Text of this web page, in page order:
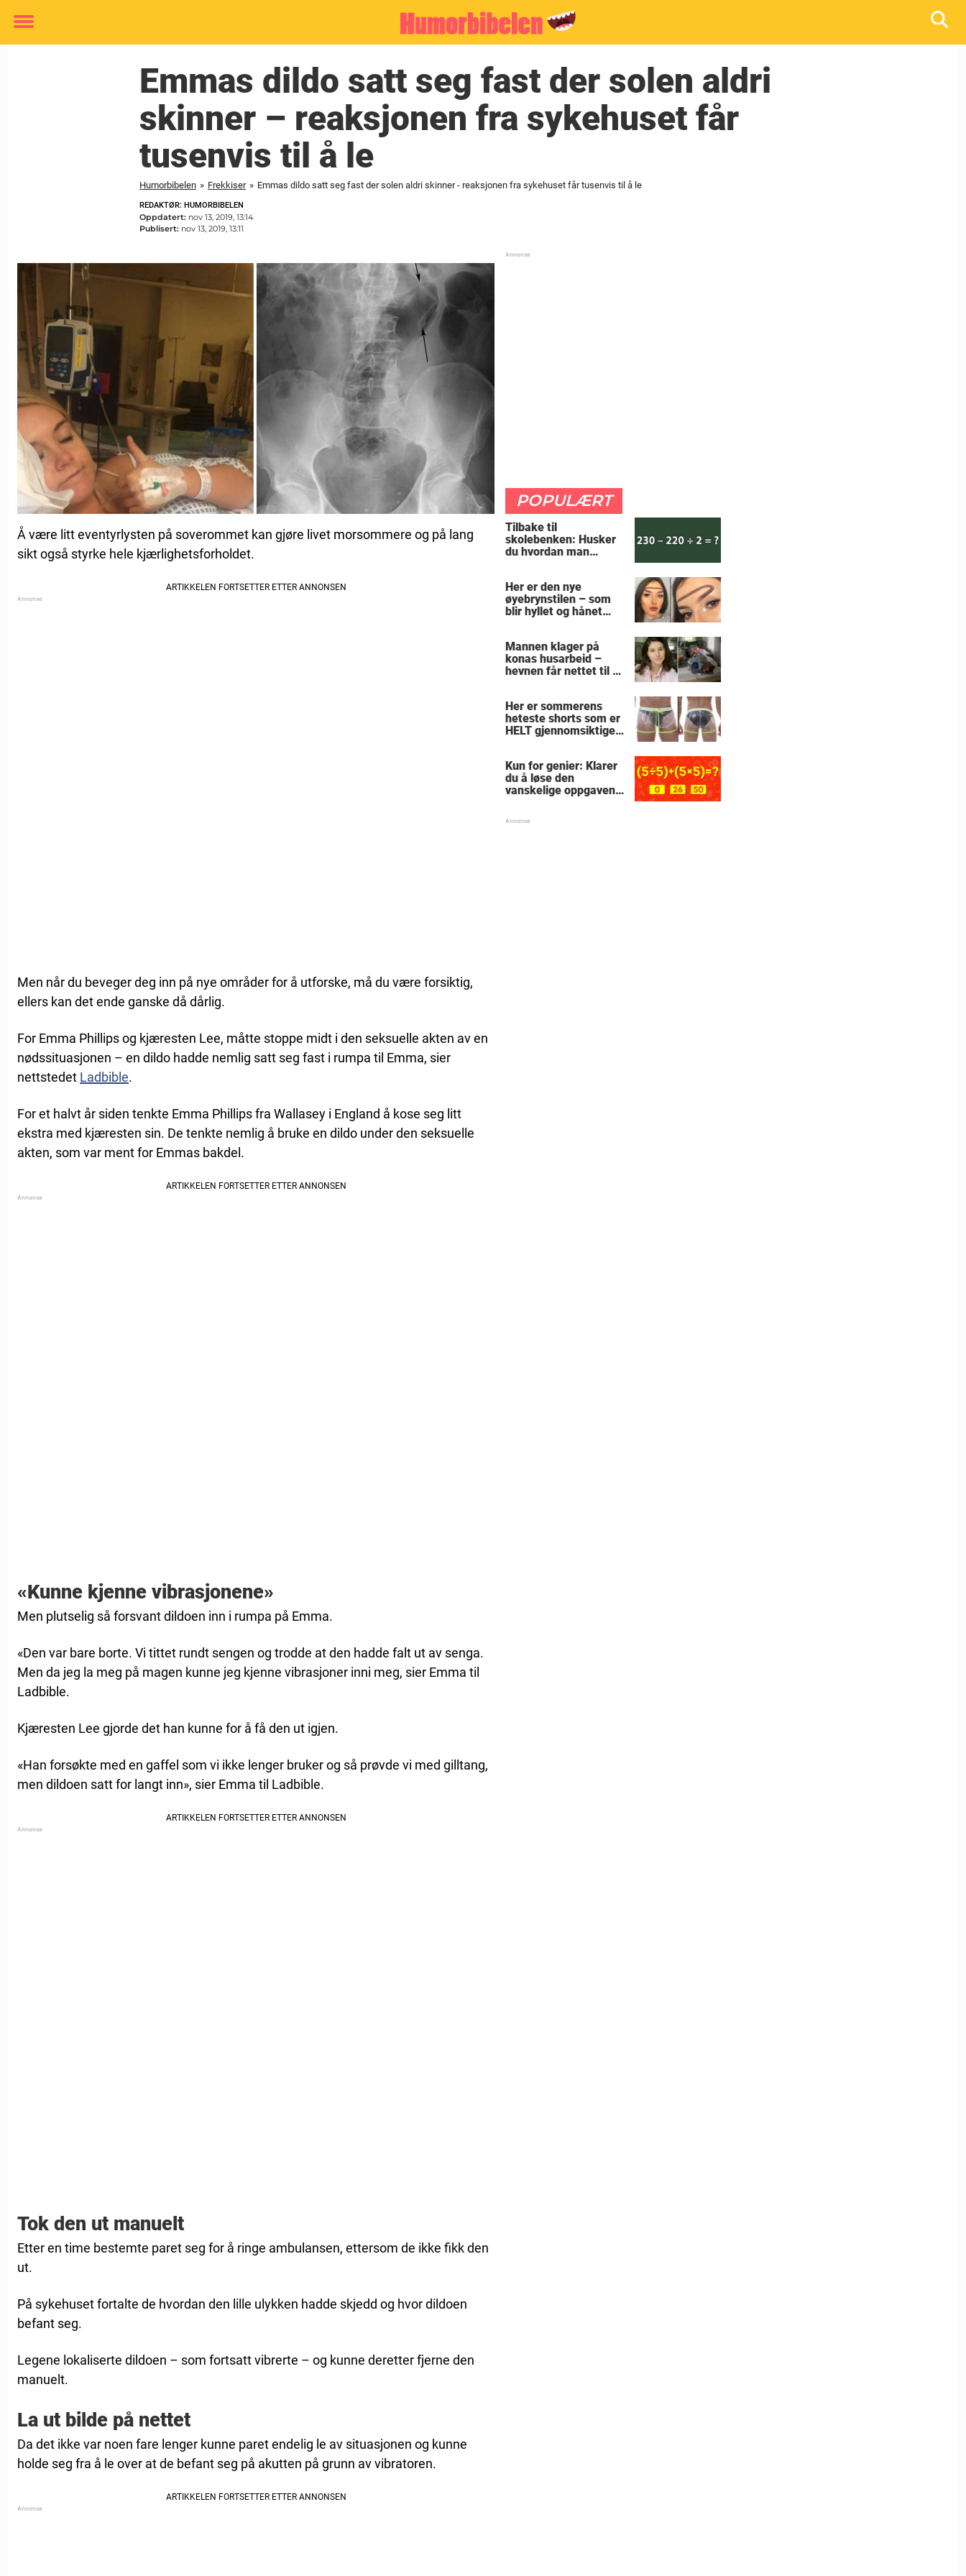
Toggle
Emmas dildo satt seg fast der solen aldri
skinner – reaksjonen fra sykehuset får
tusenvis til å le
Humorbibelen » Frekkiser » Emmas dildo satt seg fast der solen aldri skinner - reaksjonen fra sykehuset får tusenvis til å le
REDAKTØR: HUMORBIBELEN
Oppdatert: nov 13, 2019, 13:14
Publisert: nov 13, 2019, 13:11
Å være litt eventyrlysten på soverommet kan gjøre livet morsommere og på lang
sikt også styrke hele kjærlighetsforholdet.
Men når du beveger deg inn på nye områder for å utforske, må du være forsiktig,
ellers kan det ende ganske då dårlig.
For Emma Phillips og kjæresten Lee, måtte stoppe midt i den seksuelle akten av en
nødssituasjonen – en dildo hadde nemlig satt seg fast i rumpa til Emma, ​​sier
nettstedet Ladbible.
For et halvt år siden tenkte Emma Phillips fra Wallasey i England å kose seg litt
ekstra med kjæresten sin. De tenkte nemlig å bruke en dildo under den seksuelle
akten, som var ment for Emmas bakdel.
«Kunne kjenne vibrasjonene»
Men plutselig så forsvant dildoen inn i rumpa på Emma.
«Den var bare borte. Vi tittet rundt sengen og trodde at den hadde falt ut av senga.
Men da jeg la meg på magen kunne jeg kjenne vibrasjoner inni meg, sier Emma til
Ladbible.
Kjæresten Lee gjorde det han kunne for å få den ut igjen.
«Han forsøkte med en gaffel som vi ikke lenger bruker og så prøvde vi med gilltang,
men dildoen satt for langt inn», sier Emma til Ladbible.
Tok den ut manuelt
Etter en time bestemte paret seg for å ringe ambulansen, ettersom de ikke fikk den
ut.
På sykehuset fortalte de hvordan den lille ulykken hadde skjedd og hvor dildoen
befant seg.
Legene lokaliserte dildoen – som fortsatt vibrerte – og kunne deretter fjerne den
manuelt.
La ut bilde på nettet
Da det ikke var noen fare lenger kunne paret endelig le av situasjonen og kunne
holde seg fra å le over at de befant seg på akutten på grunn av vibratoren.
POPULÆRT
Tilbake til
skolebenken: Husker
du hvordan man
Her er den nye
øyebrynstilen – som
blir hyllet og hånet
Mannen klager på
konas husarbeid –
hevnen får nettet til å
Her er sommerens
heteste shorts som er
HELT gjennomsiktige
Kun for genier: Klarer
du å løse den
vanskelige oppgaven